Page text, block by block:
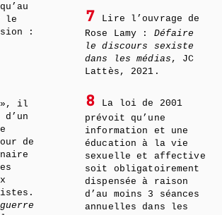
le
:
», il
de
7
Lire l’ouvrage de
Rose Lamy : Défaire
le discours sexiste
dans les médias , JC
Lattès, 2021.
8
La loi de 2001
prévoit qu’une
information et une
éducation à la vie
sexuelle et affective
soit obligatoirement
dispensée à raison
d’au moins 3 séances
annuelles dans les